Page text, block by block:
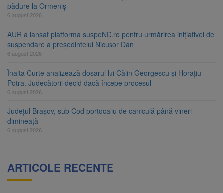
pădure la Ormeniș
6 august 2026
AUR a lansat platforma suspeND.ro pentru urmărirea inițiativei de
suspendare a președintelui Nicușor Dan
6 august 2026
Înalta Curte analizează dosarul lui Călin Georgescu și Horațiu
Potra. Judecătorii decid dacă începe procesul
6 august 2026
Județul Brașov, sub Cod portocaliu de caniculă până vineri
dimineață
6 august 2026
ARTICOLE RECENTE